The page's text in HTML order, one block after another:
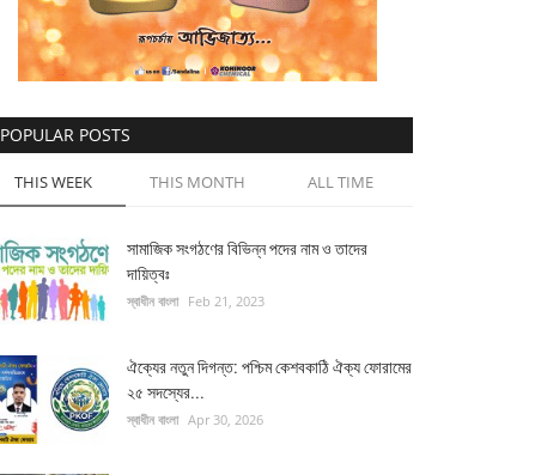
POPULAR POSTS
THIS WEEK THIS MONTH ALL TIME
সামাজিক সংগঠণের বিভিন্ন পদের নাম ও তাদের
দায়িত্বঃ
স্বাধীন বাংলা Feb 21, 2023
ঐক্যের নতুন দিগন্ত: পশ্চিম কেশবকাঠি ঐক্য ফোরামের
২৫ সদস্যের...
স্বাধীন বাংলা Apr 30, 2026